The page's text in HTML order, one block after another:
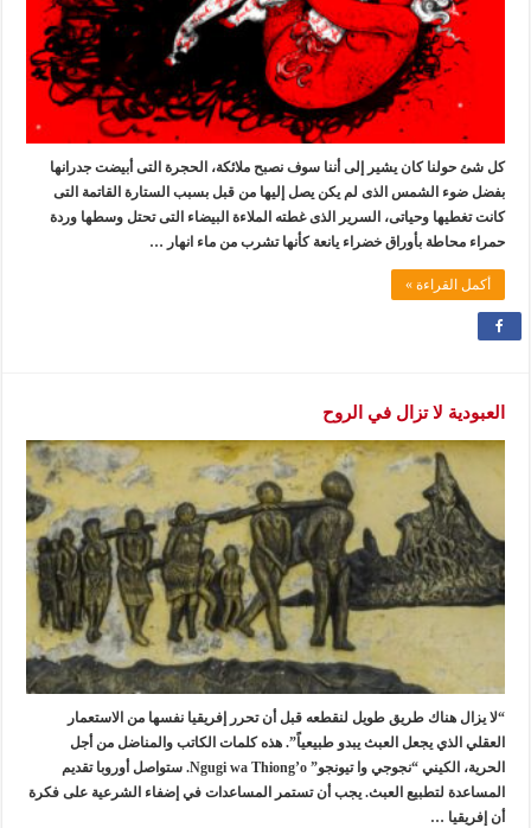
كل شئ حولنا كان يشير إلى أننا سوف نصبح ملائكة، الحجرة التى أبيضت جدرانها
بفضل ضوء الشمس الذى لم يكن يصل إليها من قبل بسبب الستارة القاتمة التى
كانت تغطيها وحياتى، السرير الذى غطته الملاءة البيضاء التى تحتل وسطها وردة
حمراء محاطة بأوراق خضراء يانعة كأنها تشرب من ماء انهار …
أكمل القراءة »
العبودية لا تزال في الروح
“لا يزال هناك طريق طويل لنقطعه قبل أن تحرر إفريقيا نفسها من الاستعمار
العقلي الذي يجعل العبث يبدو طبيعياً”. هذه كلمات الكاتب والمناضل من أجل
الحرية، الكيني “نجوجي وا تيونجو” Ngugi wa Thiong’o. ستواصل أوروبا تقديم
المساعدة لتطبيع العبث. يجب أن تستمر المساعدات في إضفاء الشرعية على فكرة
أن إفريقيا …